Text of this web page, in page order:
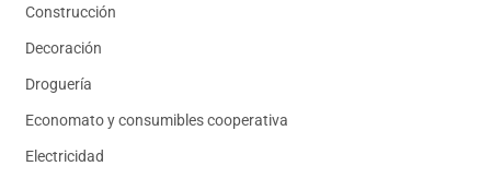
Construcción
Decoración
Droguería
Economato y consumibles cooperativa
Electricidad